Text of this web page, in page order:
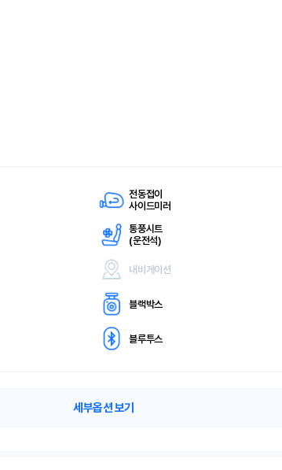
전동접이
사이드미러
통풍시트
(운전석)
내비게이션
블랙박스
블루투스
세부옵션 보기